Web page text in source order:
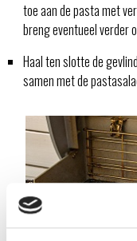
toe aan de pasta met
breng eventueel verder
Haal ten slotte de
samen met de